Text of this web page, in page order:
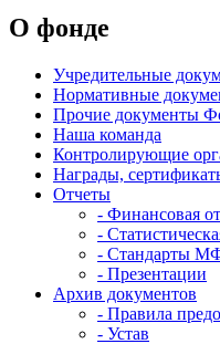
О фонде
Учредительные
Нормативные
Прочие документы
Наша команда
Контролирующие
Награды,
Отчеты
- Финансовая
-
- Стандарты
- Презентации
Архив документов
- Правила
- Устав